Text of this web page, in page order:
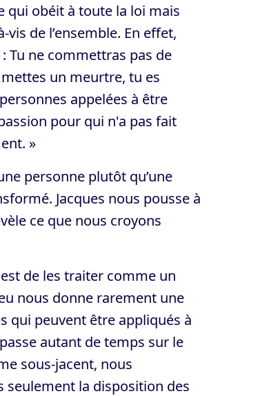
qui obéit à toute la loi mais
de l’ensemble. En effet,
Tu ne commettras pas de
un meurtre, tu es
appelées à être
pour qui n'a pas fait
»
personne plutôt qu’une
Jacques nous pousse à
ce que nous croyons
de les traiter comme un
nous donne rarement une
qui peuvent être appliqués à
autant de temps sur le
sous-jacent, nous
seulement la disposition des